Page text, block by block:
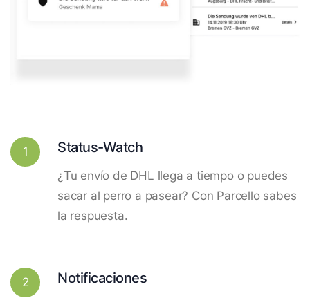
1 Status-Watch
¿Tu envío de DHL llega a tiempo o puedes
sacar al perro a pasear? Con Parcello sabes
la respuesta.
2 Notificaciones